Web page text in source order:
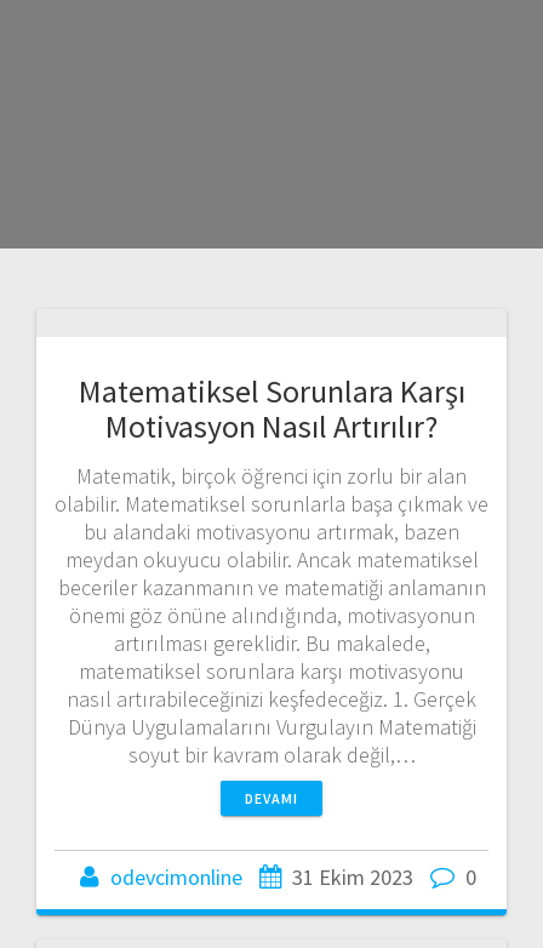
Matematiksel Sorunlara Karşı
Motivasyon Nasıl Artırılır?
Matematik, birçok öğrenci için zorlu bir alan
olabilir. Matematiksel sorunlarla başa çıkmak ve
bu alandaki motivasyonu artırmak, bazen
meydan okuyucu olabilir. Ancak matematiksel
beceriler kazanmanın ve matematiği anlamanın
önemi göz önüne alındığında, motivasyonun
artırılması gereklidir. Bu makalede,
matematiksel sorunlara karşı motivasyonu
nasıl artırabileceğinizi keşfedeceğiz. 1. Gerçek
Dünya Uygulamalarını Vurgulayın Matematiği
soyut bir kavram olarak değil,…
DEVAMI
odevcimonline 31 Ekim 2023 0